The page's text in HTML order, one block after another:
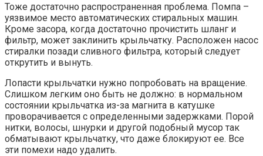
Тоже достаточно распространенная проблема. Помпа –
уязвимое место автоматических стиральных машин.
Кроме засора, когда достаточно прочистить шланг и
фильтр, может заклинить крыльчатку. Расположен насос
стиралки позади сливного фильтра, который следует
открутить и вынуть.
Лопасти крыльчатки нужно попробовать на вращение.
Слишком легким оно быть не должно: в нормальном
состоянии крыльчатка из-за магнита в катушке
проворачивается с определенными задержками. Порой
нитки, волосы, шнурки и другой подобный мусор так
обматывают крыльчатку, что даже блокируют ее. Все
эти помехи надо удалить.